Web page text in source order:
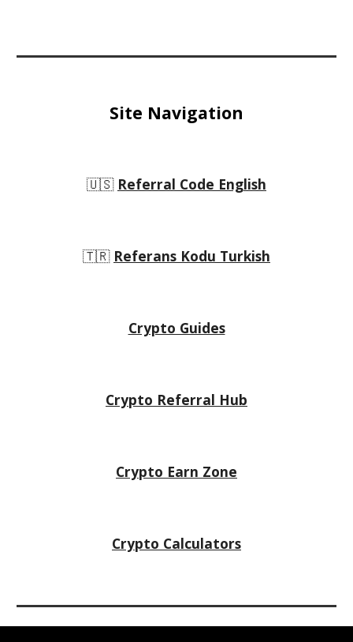
Site Navigation
🇺🇸 Referral Code English
🇹🇷 Referans Kodu Turkish
Crypto Guides
Crypto Referral Hub
Crypto Earn Zone
Crypto Calculators